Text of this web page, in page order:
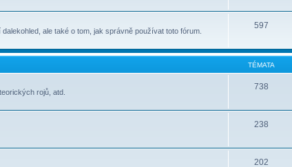
ale také o tom, jak správně používat toto fórum.
597
TÉMATA
rojů, atd.
738
238
202